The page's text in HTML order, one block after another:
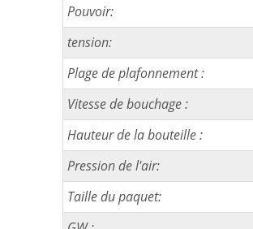
Pouvoir:
tension:
Plage de plafonnement :
Vitesse de bouchage :
Hauteur de la bouteille :
Pression de l'air:
Taille du paquet: